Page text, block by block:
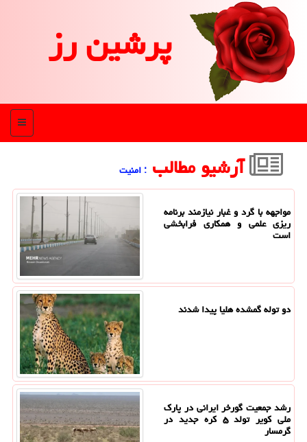
پرشین رز
منو
آرشیو مطالب : امنیت
مواجهه با گرد و غبار نیازمند برنامه
ریزی علمی و همکاری فرابخشی
است
دو توله گمشده هلیا پیدا شدند
رشد جمعیت گورخر ایرانی در پارک
ملی کویر تولد ۵ کره جدید در
گرمسار